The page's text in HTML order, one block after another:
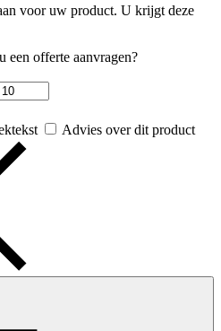
voor uw product. U krijgt deze
offerte aanvragen?
Advies over dit product